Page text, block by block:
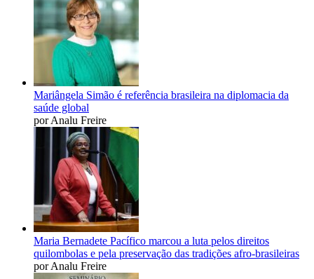
Mariângela Simão é referência brasileira na diplomacia da
saúde global
por Analu Freire
Maria Bernadete Pacífico marcou a luta pelos direitos
quilombolas e pela preservação das tradições afro-brasileiras
por Analu Freire